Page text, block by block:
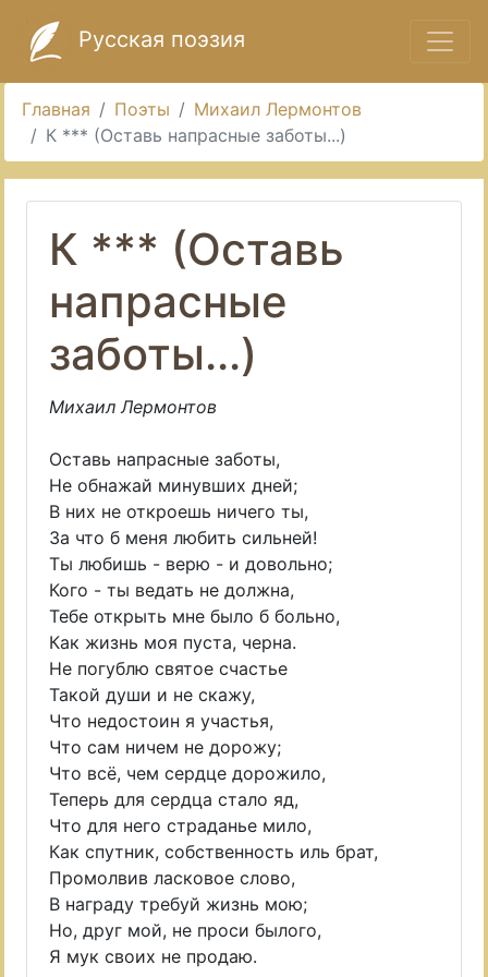
Русская поэзия
Главная Поэты
Михаил Лермонтов
К *** (Оставь напрасные заботы...)
К *** (Оставь
напрасные
заботы...)
Михаил Лермонтов
Оставь напрасные заботы,
Не обнажай минувших дней;
В них не откроешь ничего ты,
За что б меня любить сильней!
Ты любишь - верю - и довольно;
Кого - ты ведать не должна,
Тебе открыть мне было б больно,
Как жизнь моя пуста, черна.
Не погублю святое счастье
Такой души и не скажу,
Что недостоин я участья,
Что сам ничем не дорожу;
Что всё, чем сердце дорожило,
Теперь для сердца стало яд,
Что для него страданье мило,
Как спутник, собственность иль брат,
Промолвив ласковое слово,
В награду требуй жизнь мою;
Но, друг мой, не проси былого,
Я мук своих не продаю.